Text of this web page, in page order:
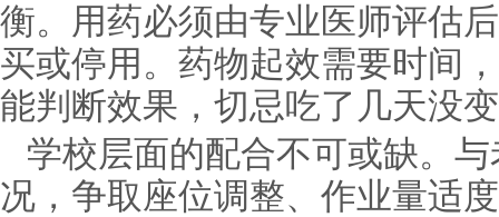
衡。用药必须由专业医师评估
买或停用。药物起效需要时间
能判断效果，切忌吃了几天没
学校层面的配合不可或缺。
况，争取座位调整、作业量适